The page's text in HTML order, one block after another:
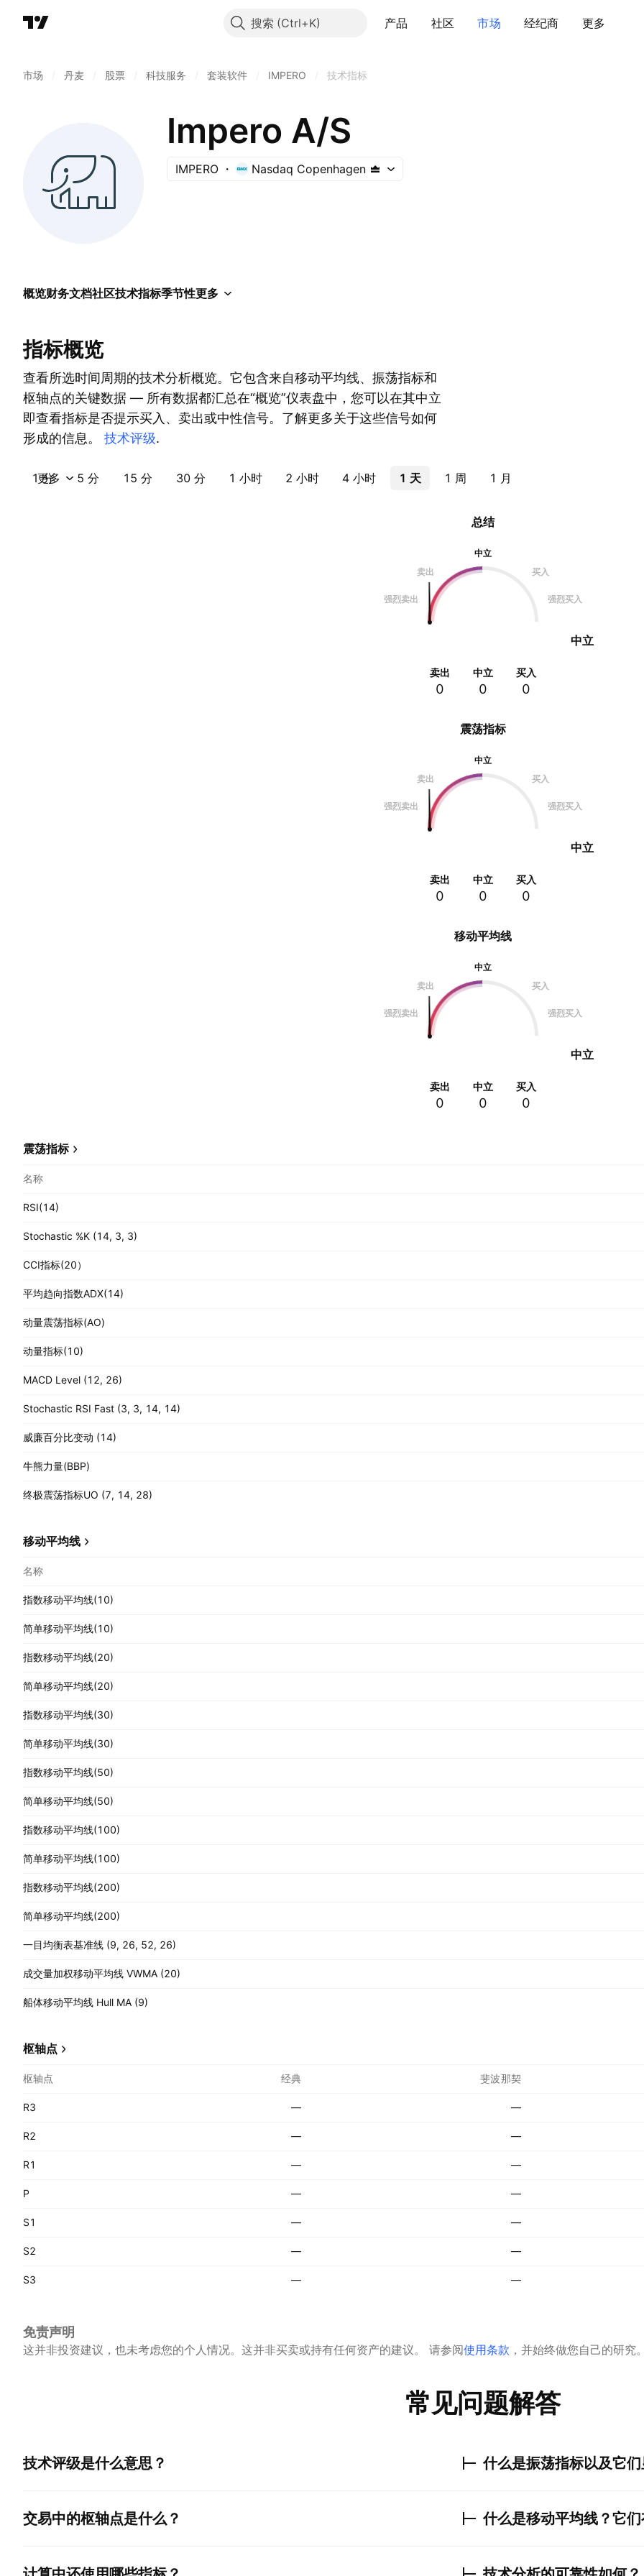
搜索 产品 社区 市场 经纪商 更多
市场 丹麦 股票 科技服务 套装软件 IMPERO 技术指标
Impero A/S
IMPERO Nasdaq Copenhagen
概览财务文档社区技术指标季节性更多
指标概览
查看所选时间周期的技术分析概览。它包含来自移动平均线、振荡指标和
枢轴点的关键数据 — 所有数据都汇总在“概览”仪表盘中，您可以在其中立
即查看指标是否提示买入、卖出或中性信号。了解更多关于这些信号如何
形成的信息。 技术评级.
1 分 5 分 15 分 30 分 1 小时 2 小时 4 小时 1 天 1 周 1 月
更多
震荡指标
中立
卖出
买入
强烈卖出 强烈买入
中立
卖出
0
中立
0
买入
0
总结
中立
卖出
买入
强烈卖出 强烈买入
中立
卖出
0
中立
0
买入
0
移动平均线
中立
卖出
买入
强烈卖出 强烈买入
中立
卖出
0
中立
0
买入
0
震荡指标
名称
RSI(14)
Stochastic %K (14, 3, 3)
CCI指标(20）
平均趋向指数ADX(14)
动量震荡指标(AO)
动量指标(10)
MACD Level (12, 26)
Stochastic RSI Fast (3, 3, 14, 14)
威廉百分比变动 (14)
牛熊力量(BBP)
终极震荡指标UO (7, 14, 28)
移动平均线
名称
指数移动平均线(10)
简单移动平均线(10)
指数移动平均线(20)
简单移动平均线(20)
指数移动平均线(30)
简单移动平均线(30)
指数移动平均线(50)
简单移动平均线(50)
指数移动平均线(100)
简单移动平均线(100)
指数移动平均线(200)
简单移动平均线(200)
一目均衡表基准线 (9, 26, 52, 26)
成交量加权移动平均线 VWMA (20)
船体移动平均线 Hull MA (9)
枢轴点
枢轴点 经典 斐波那契
R3 — —
R2 — —
R1 — —
P — —
S1 — —
S2 — —
S3 — —
免责声明
这并非投资建议，也未考虑您的个人情况。这并非买卖或持有任何资产的建议。 请参阅使用条款 ，并始终做您自己的研究。
常见问题解答
技术评级是什么意思？
交易中的枢轴点是什么？
什么是振荡指标以及它们
什么是移动平均线？它们